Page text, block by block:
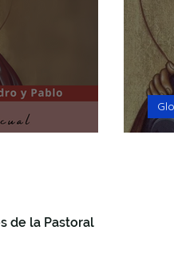
Fides et Ratio
de la Pastoral